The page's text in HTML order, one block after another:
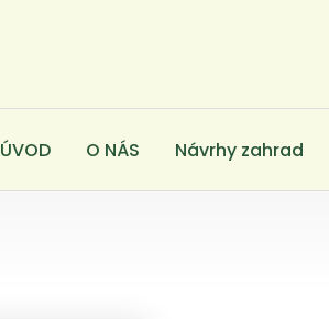
ÚVOD O NÁS Návrhy zahrad